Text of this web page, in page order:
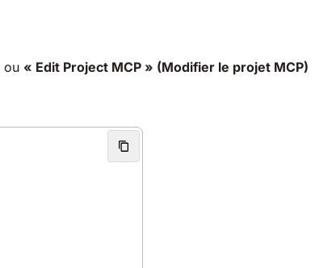
ou « Edit Project MCP » (Modifier le projet MCP)